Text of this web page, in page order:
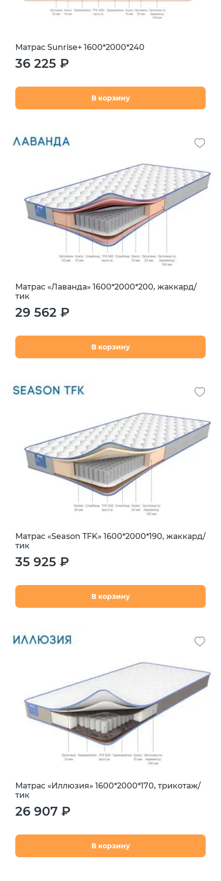
Матрас Sunrise+ 1600*2000*240
36 225 ₽
В корзину
Матрас «Лаванда» 1600*2000*200, жаккард/
тик
29 562 ₽
В корзину
Матрас «Season TFK» 1600*2000*190, жаккард/
тик
35 925 ₽
В корзину
Матрас «Иллюзия» 1600*2000*170, трикотаж/
тик
26 907 ₽
В корзину